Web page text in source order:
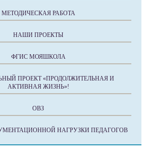
МЕТОДИЧЕСКАЯ РАБОТА
НАШИ ПРОЕКТЫ
ФГИС МОЯШКОЛА
ПРОЕКТ «ПРОДОЛЖИТЕЛЬНАЯ И
АКТИВНАЯ ЖИЗНЬ»!
ОВЗ
НАГРУЗКИ ПЕДАГОГОВ